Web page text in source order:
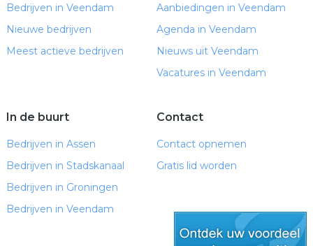
Bedrijven in Veendam
Nieuwe bedrijven
Meest actieve bedrijven
Aanbiedingen in Veendam
Agenda in Veendam
Nieuws uit Veendam
Vacatures in Veendam
In de buurt
Bedrijven in Assen
Bedrijven in Stadskanaal
Bedrijven in Groningen
Bedrijven in Veendam
Contact
Contact opnemen
Gratis lid worden